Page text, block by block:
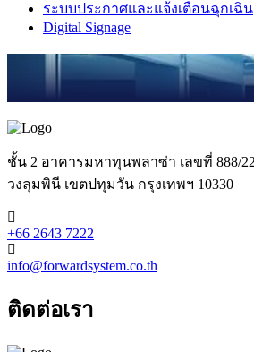
ระบบประกาศและแจ้งเตือนฉุกเฉิน
Digital Signage
ชั้น 2 อาคารมหาทุนพลาซ่า เลขที่ 888/
วงลุมพินี เขตปทุมวัน กรุงเทพฯ 10330
+66 2643 7222
info@forwardsystem.co.th
ติดต่อเรา